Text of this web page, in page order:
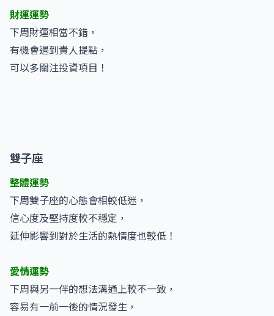
財運運勢
下周財運相當不錯，
有機會遇到貴人提點，
可以多關注投資項目！
雙子座
整體運勢
下周雙子座的心態會相較低迷，
信心度及堅持度較不穩定，
延伸影響到對於生活的熱情度也較低！
愛情運勢
下周與另一伴的想法溝通上較不一致，
容易有一前一後的情況發生，